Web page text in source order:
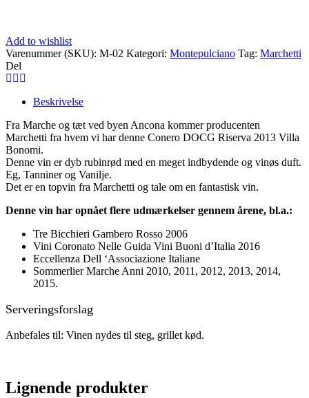
Add to wishlist
Varenummer (SKU): M-02 Kategori: Montepulciano Tag: Marchetti
Del
Beskrivelse
Fra Marche og tæt ved byen Ancona kommer producenten
Marchetti fra hvem vi har denne Conero DOCG Riserva 2013 Villa
Bonomi.
Denne vin er dyb rubinrød med en meget indbydende og vinøs duft.
Eg, Tanniner og Vanilje.
Det er en topvin fra Marchetti og tale om en fantastisk vin.
Denne vin har opnået flere udmærkelser gennem årene, bl.a.:
Tre Bicchieri Gambero Rosso 2006
Vini Coronato Nelle Guida Vini Buoni d’Italia 2016
Eccellenza Dell ‘Associazione Italiane
Sommerlier Marche Anni 2010, 2011, 2012, 2013, 2014,
2015.
Serveringsforslag
Anbefales til: Vinen nydes til steg, grillet kød.
Lignende produkter